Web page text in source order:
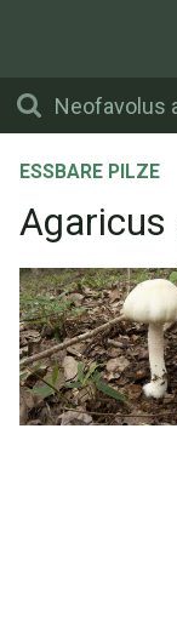
ESSBARE PILZE
Agaricus